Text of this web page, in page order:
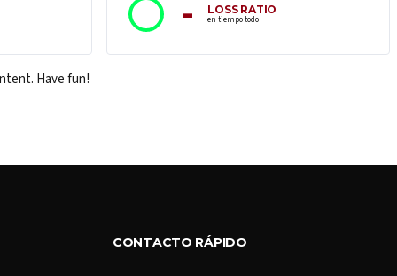
- LOSS RATIO
en tiempo todo
Have fun!
CONTACTO RÁPIDO